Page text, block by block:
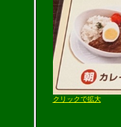
クリックで拡大